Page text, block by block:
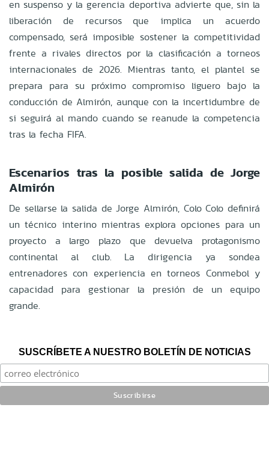
en suspenso y la gerencia deportiva advierte que, sin la
liberación de recursos que implica un acuerdo
compensado, será imposible sostener la competitividad
frente a rivales directos por la clasificación a torneos
internacionales de 2026. Mientras tanto, el plantel se
prepara para su próximo compromiso liguero bajo la
conducción de Almirón, aunque con la incertidumbre de
si seguirá al mando cuando se reanude la competencia
tras la fecha FIFA.
Escenarios tras la posible salida de Jorge
Almirón
De sellarse la salida de Jorge Almirón, Colo Colo definirá
un técnico interino mientras explora opciones para un
proyecto a largo plazo que devuelva protagonismo
continental al club. La dirigencia ya sondea
entrenadores con experiencia en torneos Conmebol y
capacidad para gestionar la presión de un equipo
grande.
SUSCRÍBETE A NUESTRO BOLETÍN DE NOTICIAS